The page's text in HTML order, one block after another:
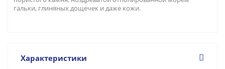
гальки, глиняных дощечек и даже кожи.
Характеристики